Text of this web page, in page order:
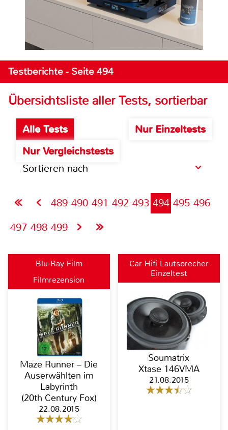
Testberichte - Seite 494
Übersichtsliste aller Tests, sortierbar
Alle Tests
Nur Einzeltests
Nur Vergleichstests
Sortieren nach
489 490 491 492 493 494 495 496
497 498 499
Blu-Ray Film
Filmrezension
Maze Runner – Die
Auserwählten im
Labyrinth
(20th Century Fox)
22.08.2015
Car Hifi Lautsprecher
fahrzeugspezifisch
Einzeltest
Soumatrix
Xtase 146VMA
21.08.2015